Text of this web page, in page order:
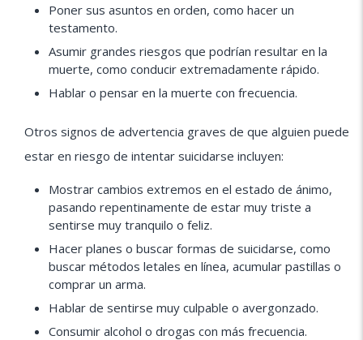
Poner sus asuntos en orden, como hacer un
testamento.
Asumir grandes riesgos que podrían resultar en la
muerte, como conducir extremadamente rápido.
Hablar o pensar en la muerte con frecuencia.
Otros signos de advertencia graves de que alguien puede
estar en riesgo de intentar suicidarse incluyen:
Mostrar cambios extremos en el estado de ánimo,
pasando repentinamente de estar muy triste a
sentirse muy tranquilo o feliz.
Hacer planes o buscar formas de suicidarse, como
buscar métodos letales en línea, acumular pastillas o
comprar un arma.
Hablar de sentirse muy culpable o avergonzado.
Consumir alcohol o drogas con más frecuencia.